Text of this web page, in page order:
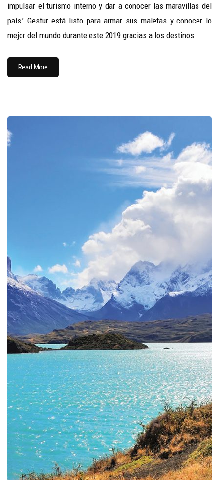
impulsar el turismo interno y dar a conocer las maravillas del
país” Gestur está listo para armar sus maletas y conocer lo
mejor del mundo durante este 2019 gracias a los destinos
Read More